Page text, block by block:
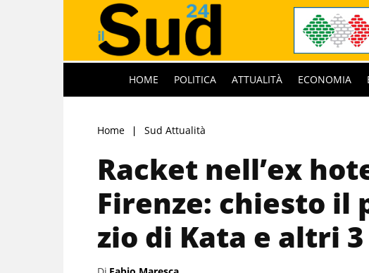
HOME POLITICA ATTUALITÀ ECONOMIA
Home Sud Attualità
Racket nell’ex
Firenze: chiesto il
zio di Kata e altri 3